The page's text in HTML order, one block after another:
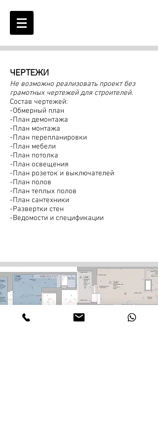
ЧЕРТЕЖИ
Не возможно реализовать проект без
грамотных чертежей для строителей.
Состав чертежей:
-Обмерный план
-План демонтажа
-План монтажа
-План перепланировки
-План мебели
-План потолка
-План освещения
-План розеток и выключателей
-План полов
-План теплых полов
-План сантехники
-Развертки стен
-Ведомости и спецификации